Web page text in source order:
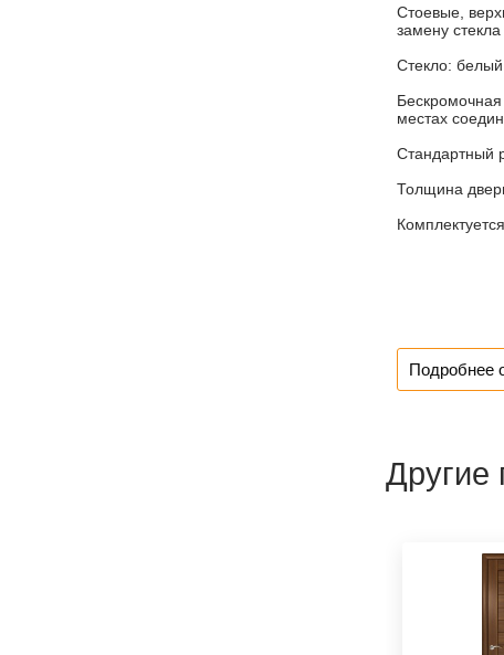
Стоевые,
замену
Стекло:
местах
Стандартный
Толщина
Подробнее
Другие